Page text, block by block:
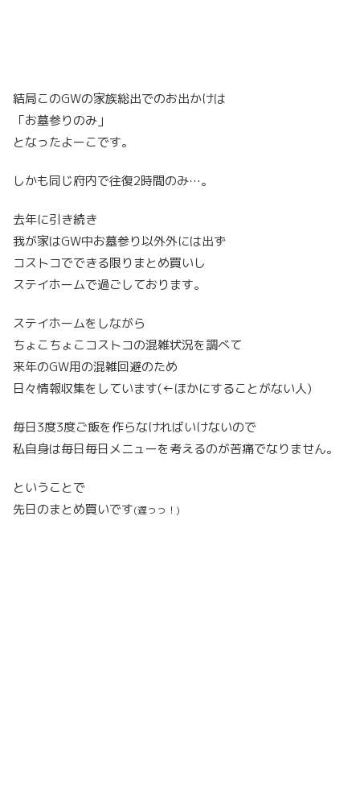
結局このGWの家族総出でのお出かけは
「お墓参りのみ」
となったよーこです。
しかも同じ府内で往復2時間のみ…。
去年に引き続き
我が家はGW中お墓参り以外外には出ず
コストコでできる限りまとめ買いし
ステイホームで過ごしております。
ステイホームをしながら
ちょこちょこコストコの混雑状況を調べて
来年のGW用の混雑回避のため
日々情報収集をしています(←ほかにすることがない人)
毎日3度3度ご飯を作らなければいけないので
私自身は毎日毎日メニューを考えるのが苦痛でなりません。
ということで
先日のまとめ買いです(遅っっ！)